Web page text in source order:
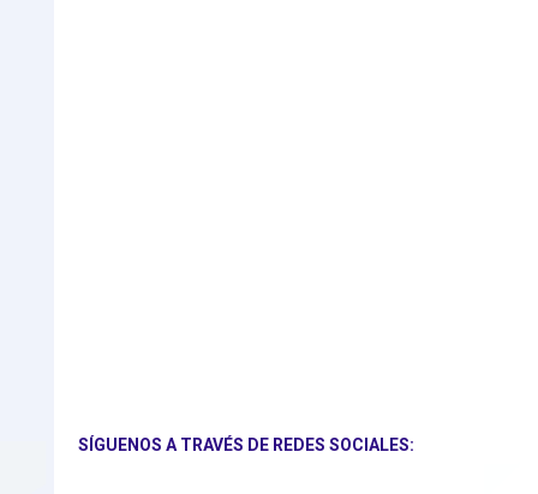
SÍGUENOS A TRAVÉS DE REDES SOCIALES: